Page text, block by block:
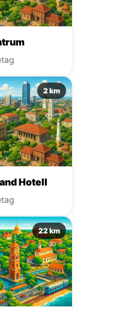
2 km
Hotell
22 km